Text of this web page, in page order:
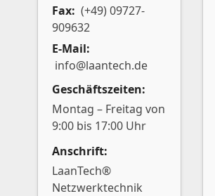
Fax: (+49) 09727-
909632
E-Mail:
info@laantech.de
Geschäftszeiten:
Montag – Freitag von
9:00 bis 17:00 Uhr
Anschrift:
LaanTech®
Netzwerktechnik